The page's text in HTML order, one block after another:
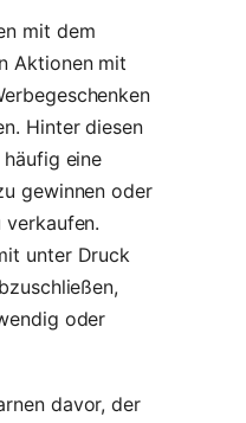
mit dem
Aktionen mit
Hinter diesen
eine
gewinnen oder
unter Druck
oder
davor, der